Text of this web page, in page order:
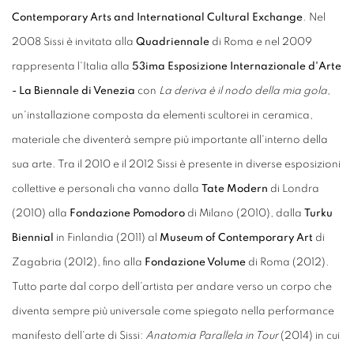
Contemporary Arts and International Cultural Exchange. Nel
2008 Sissi è invitata alla Quadriennale di Roma e nel 2009
rappresenta l'Italia alla 53ima Esposizione Internazionale d'Arte
- La Biennale di Venezia con La deriva è il nodo della mia gola,
un'installazione composta da elementi scultorei in ceramica,
materiale che diventerà sempre più importante all'interno della
sua arte. Tra il 2010 e il 2012 Sissi è presente in diverse esposizioni
collettive e personali cha vanno dalla Tate Modern di Londra
(2010) alla Fondazione Pomodoro di Milano (2010), dalla Turku
Biennial in Finlandia (2011) al Museum of Contemporary Art di
Zagabria (2012), fino alla Fondazione Volume di Roma (2012).
Tutto parte dal corpo dell'artista per andare verso un corpo che
diventa sempre più universale come spiegato nella performance
manifesto dell'arte di Sissi: Anatomia Parallela in Tour(2014) in cui